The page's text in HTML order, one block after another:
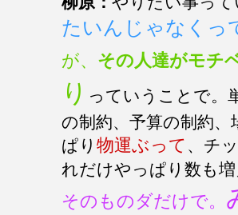
たいんじゃなくっ
が、 その人達がモチ
り っていうことで。
の制約、予算の制約
ぱり 物運ぶって 、チ
れだけやっぱり数も
そのものダだけで。